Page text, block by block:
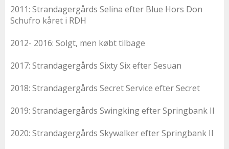
2011: Strandagergårds Selina efter Blue Hors Don
Schufro kåret i RDH
2012- 2016: Solgt, men købt tilbage
2017: Strandagergårds Sixty Six efter Sesuan
2018: Strandagergårds Secret Service efter Secret
2019: Strandagergårds Swingking efter Springbank II
2020: Strandagergårds Skywalker efter Springbank II